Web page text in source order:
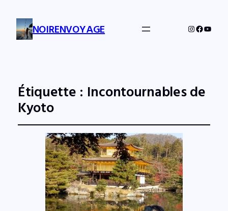
NOIRENVOYAGE Instagram
Étiquette : Incontournables de
Kyoto